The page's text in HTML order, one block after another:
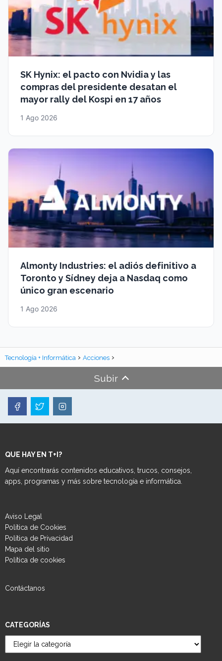
SK Hynix: el pacto con Nvidia y las
compras del presidente desatan el
mayor rally del Kospi en 17 años
1 Ago 2026
Almonty Industries: el adiós definitivo a
Toronto y Sídney deja a Nasdaq como
único gran escenario
1 Ago 2026
Tecnología + Informática Acciones
Subir
QUE HAY EN T+I?
Aquí encontrarás contenidos educativos, trucos, consejos,
apps, programas y más sobre tecnología e informática.
Aviso Legal
Política de Cookies
Política de Privacidad
Mapa del sitio
Política de cookies
Contáctanos
CATEGORÍAS